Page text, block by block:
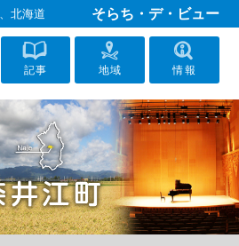
北海道 そらち・デ・ビュー
記事 地域 情報